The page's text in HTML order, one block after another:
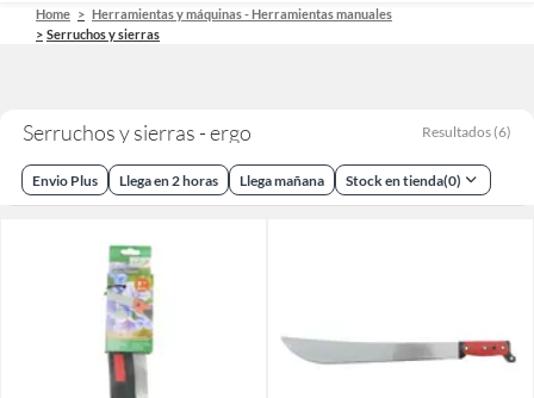
Home
Herramientas y máquinas - Herramientas manuales
Serruchos y sierras
Serruchos y sierras - ergo Resultados (6)
Envio Plus Llega en 2 horas Llega mañana Stock en tienda(0)